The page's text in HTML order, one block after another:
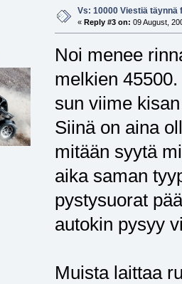
Vs: 10000 Viestiä täynnä
« Reply #3 on: 09 August,
Noi menee
melkien
sun viime
Siinä on aina
mitään syytä
aika saman
pystysuorat
autokin pysyy
Muista laittaa